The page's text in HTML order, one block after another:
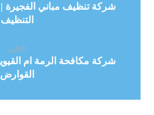
التنظيف
التالي
القوارض